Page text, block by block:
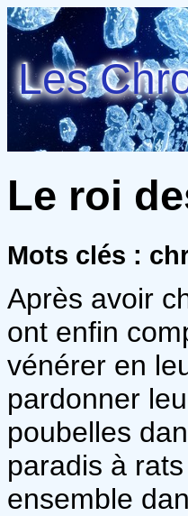
Les
Le roi
Mots clés :
Après avoir
ont enfin
vénérer en
pardonner
poubelles
paradis à
ensemble